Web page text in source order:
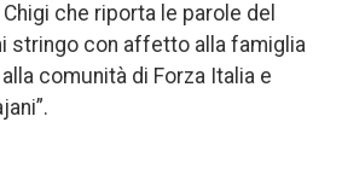
che riporta le parole del
stringo con affetto alla famiglia
comunità di Forza Italia e